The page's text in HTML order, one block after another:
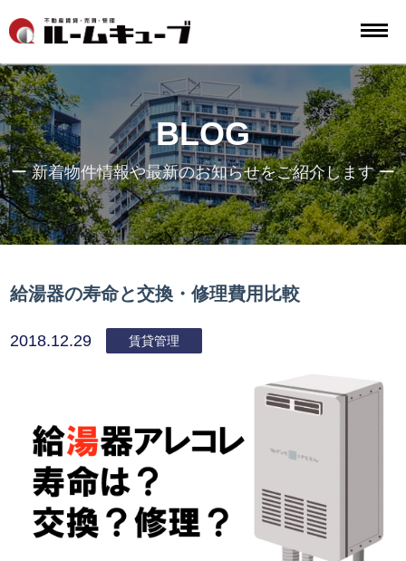
BLOG
ー 新着物件情報や最新のお知らせをご紹介します ー
給湯器の寿命と交換・修理費用比較
2018.12.29 賃貸管理